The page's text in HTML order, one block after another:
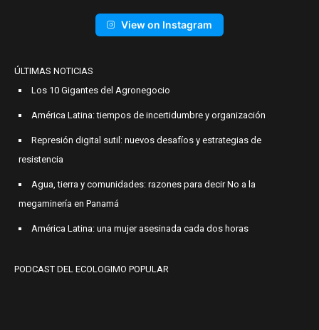
View on Instagram
ÚLTIMAS NOTICIAS
Los 10 Gigantes del Agronegocio
América Latina: tiempos de incertidumbre y organización
Represión digital sutil: nuevos desafíos y estrategias de
resistencia
Agua, tierra y comunidades: razones para decir No a la
megaminería en Panamá
América Latina: una mujer asesinada cada dos horas
PODCAST DEL ECOLOGIMO POPULAR